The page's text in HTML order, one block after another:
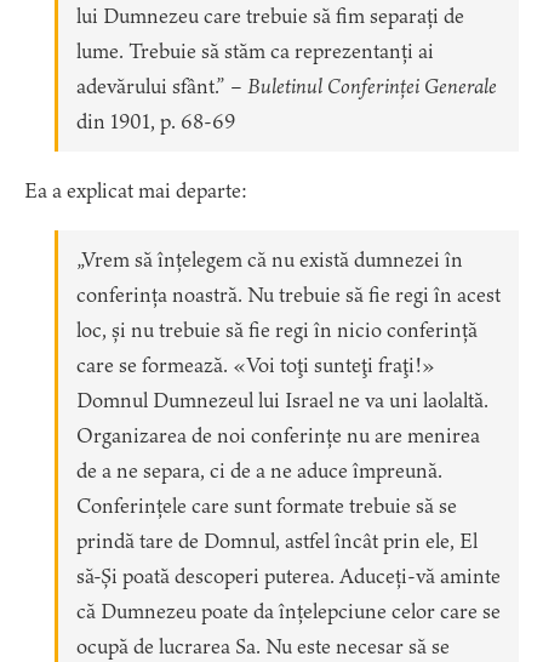
lui Dumnezeu care trebuie să fim separați de
lume. Trebuie să stăm ca reprezentanți ai
adevărului sfânt.” – Buletinul Conferinței Generale
din 1901, p. 68-69
Ea a explicat mai departe:
„Vrem să înțelegem că nu există dumnezei în
conferința noastră. Nu trebuie să fie regi în acest
loc, și nu trebuie să fie regi în nicio conferință
care se formează. «Voi toţi sunteţi fraţi!»
Domnul Dumnezeul lui Israel ne va uni laolaltă.
Organizarea de noi conferințe nu are menirea
de a ne separa, ci de a ne aduce împreună.
Conferințele care sunt formate trebuie să se
prindă tare de Domnul, astfel încât prin ele, El
să-Și poată descoperi puterea. Aduceți-vă aminte
că Dumnezeu poate da înțelepciune celor care se
ocupă de lucrarea Sa. Nu este necesar să se